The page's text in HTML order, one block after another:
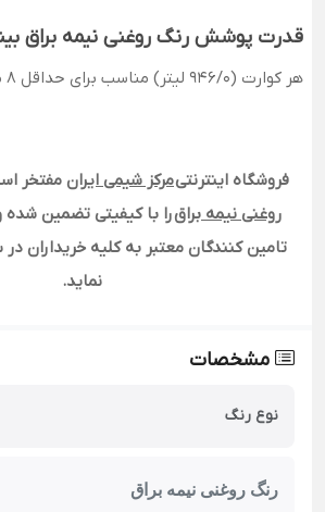
قدرت پوشش رنگ روغنی نیمه براق
هر کوارت (946/0 لیتر) مناسب برای حداقل 8 متر مربع
فروشگاه اینترنتیمرکز شیمی ایران مفتخر
روغنی نیمه براقرا با کیفیتی تضمین شده
تامین کنندگان معتبر به کلیه خریداران
نماید.
مشخصات
نوع رنگ
رنگ روغنی نیمه براق